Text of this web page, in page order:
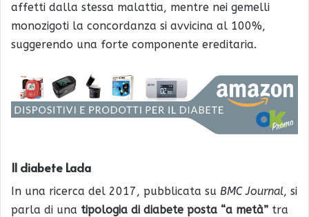
affetti dalla stessa malattia, mentre nei gemelli
monozigoti la concordanza si avvicina al 100%,
suggerendo una forte componente ereditaria.
Il diabete Lada
In una ricerca del 2017, pubblicata su BMC Journal, si
parla di una tipologia di diabete posta “a metà” tra